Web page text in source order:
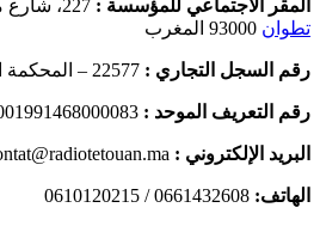
المقر الاجتماعي للمؤسسة : 227، شارع محمد بنونة، الطويلع –
تطوان
رقم السجل التجاري : 22577 – المحكمة الابتدائية بتطوان
رقم التعريف الموحد :
البريد الإلكتروني :
الهاتف: 0661432608 / 0610120215